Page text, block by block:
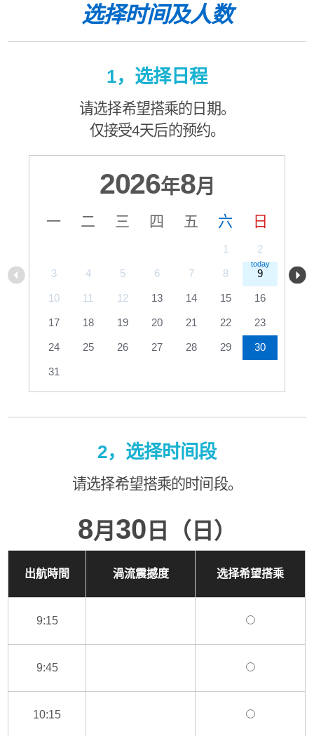
选择时间及人数
1，选择日程
请选择希望搭乘的日期。
仅接受4天后的预约。
2026年8月
一 二 三 四 五 六 日
1 2
3 4 5 6 7 8 9
10 11 12 13 14 15 16
17 18 19 20 21 22 23
24 25 26 27 28 29 30
31
2，选择时间段
请选择希望搭乘的时间段。
8月 30 日（日）
出航時間 渦流震撼度 选择希望搭乘
9:15
9:45
10:15